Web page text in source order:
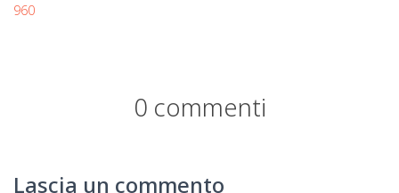
960
0 commenti
Lascia un commento